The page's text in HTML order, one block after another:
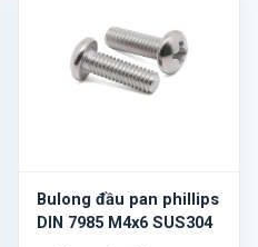
Bulong đầu pan phillips
DIN 7985 M4x6 SUS304